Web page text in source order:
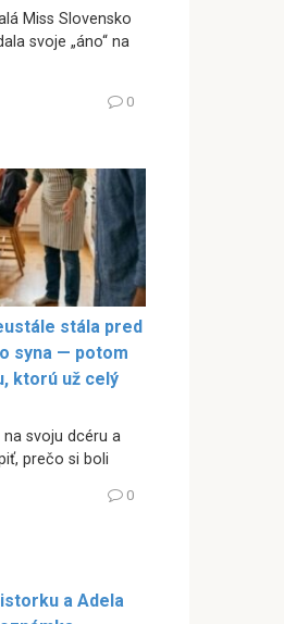
Miss Slovensko
svoje „áno“ na
0
stála pred
syna — potom
ktorú už celý
svoju dcéru a
prečo si boli
0
a Adela